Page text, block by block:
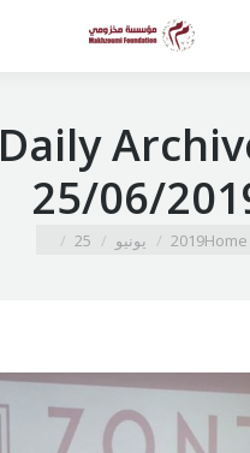
Daily
25/06/
You are here:
Home
2019 يونيو 25